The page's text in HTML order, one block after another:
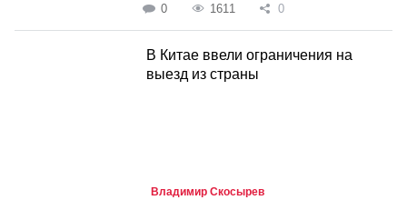
0 1611 0
В Китае ввели ограничения на
выезд из страны
Владимир Скосырев